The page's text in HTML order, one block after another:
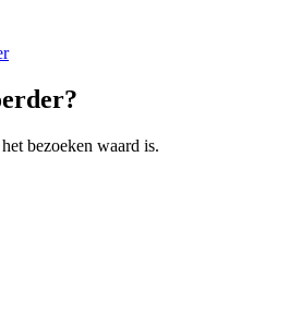
bezoeken waard is.